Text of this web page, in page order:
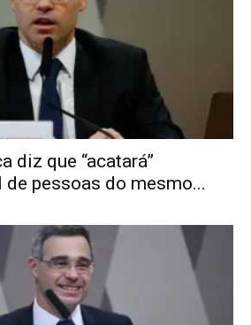
diz que “acatará”
pessoas do mesmo...